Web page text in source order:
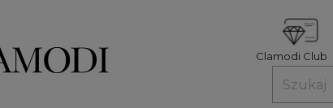
Clamodi Club